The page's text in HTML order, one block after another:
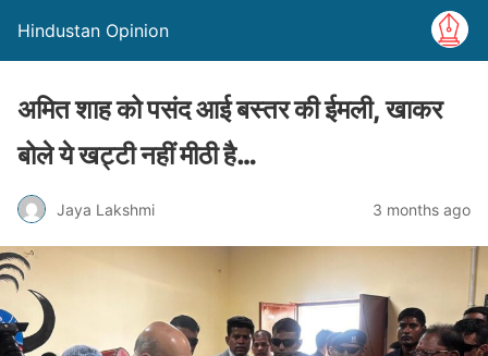
Hindustan Opinion
अमित शाह को पसंद आई बस्तर की ईमली, खाकर
बोले ये खट्टी नहीं मीठी है…
Jaya Lakshmi 3 months ago